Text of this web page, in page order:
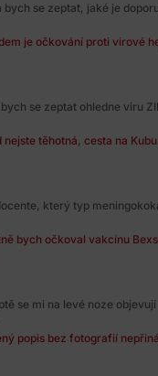
bych se zeptat, jaké je
je očkování proti virové
se zeptat ohledne viru
nejste těhotná, cesta na
který typ
bych očkoval vakcínu
se mi na levé noze
popis bez fotografií